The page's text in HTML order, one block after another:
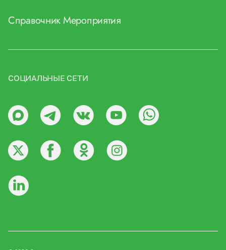
СправочникМероприятия
СОЦИАЛЬНЫЕ СЕТИ